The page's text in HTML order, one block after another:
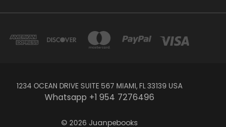
1234 OCEAN DRIVE SUITE 567 MIAMI, FL 33139 USA
Whatsapp +1 954 7276496
© 2026 Juanpebooks